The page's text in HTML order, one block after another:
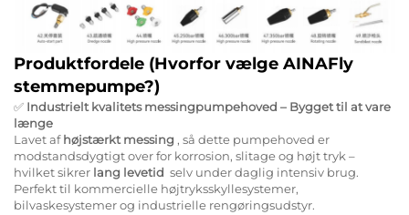
Produktfordele (Hvorfor vælge AINAFly
stemmepumpe?)
✅ Industrielt kvalitets messingpumpehoved – Bygget til at vare
længe
Lavet afhøjstærkt messing , så dette pumpehoved er
modstandsdygtigt over for korrosion, slitage og højt tryk –
hvilket sikrer lang levetid ​ selv under daglig intensiv brug.
Perfekt til kommercielle højtryksskyllesystemer,
bilvaskesystemer og industrielle rengøringsudstyr.